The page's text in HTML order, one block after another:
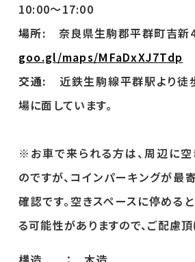
10:00～17:00
場所: 奈良県生駒郡平群町吉
goo.gl/maps/MFaDxXJ7Tdp
交通:
近鉄生駒線平群駅より徒
場に面しています。
※お車で来られる方は、周辺に
のですが、コインパーキングが最
確認です。空きスペースに停める
る可能性がありますので、ご配慮